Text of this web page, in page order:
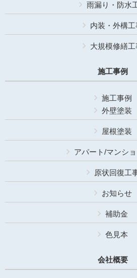
雨漏り・防水
内装・外構工
大規模修繕工
施工事例
施工事例
外壁塗装
屋根塗装
アパート/マンシ
原状回復工
お知らせ
補助金
色見本
会社概要